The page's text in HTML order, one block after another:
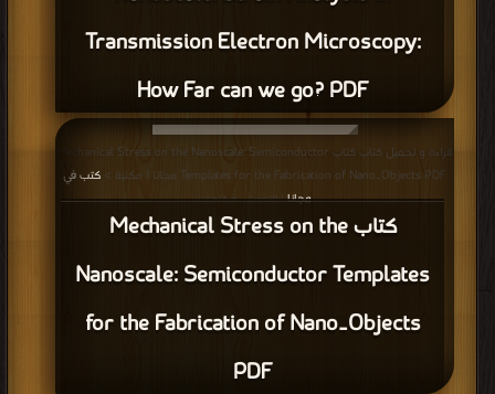
Transmission Electron Microscopy:
How Far can we go? PDF
كتاب Mechanical Stress on the
Nanoscale: Semiconductor Templates
for the Fabrication of Nano‐Objects
PDF
قراءة و تحميل كتاب كتاب Mechanical Stress on the Nanoscale: Semiconductor
Templates for the Fabrication of Nano‐Objects PDF مجانا | مكتبة >
كتب في
مجانا| التحميل : مرة/مرات